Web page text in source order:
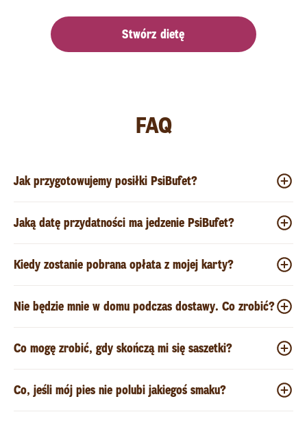
Stwórz dietę
FAQ
Jak przygotowujemy posiłki PsiBufet?
Jaką datę przydatności ma jedzenie PsiBufet?
Kiedy zostanie pobrana opłata z mojej karty?
Nie będzie mnie w domu podczas dostawy. Co zrobić?
Co mogę zrobić, gdy skończą mi się saszetki?
Co, jeśli mój pies nie polubi jakiegoś smaku?